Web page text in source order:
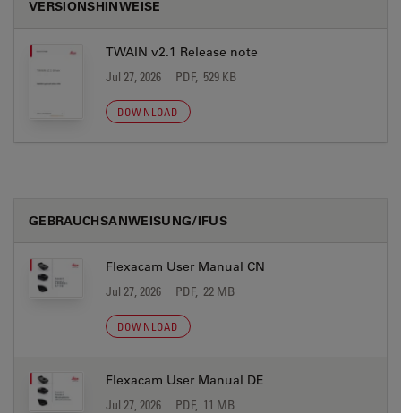
VERSIONSHINWEISE
TWAIN v2.1 Release note
Jul 27, 2026 PDF, 529 KB
DOWNLOAD
GEBRAUCHSANWEISUNG/IFUS
Flexacam User Manual CN
Jul 27, 2026 PDF, 22 MB
DOWNLOAD
Flexacam User Manual DE
Jul 27, 2026 PDF, 11 MB